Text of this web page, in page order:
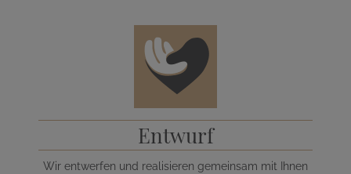
Entwurf
Wir entwerfen und realisieren gemeinsam mit Ihnen